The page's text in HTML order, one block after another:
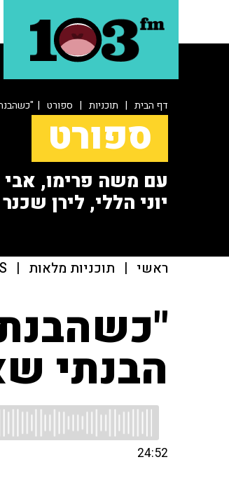
דף הבית | תוכניות | ספורט | "כשהבנתי
ספורט
עם משה פרימו, אבי
יוני הללי, לירן
ראשי | תוכניות מלאות |
הבנתי
24:52